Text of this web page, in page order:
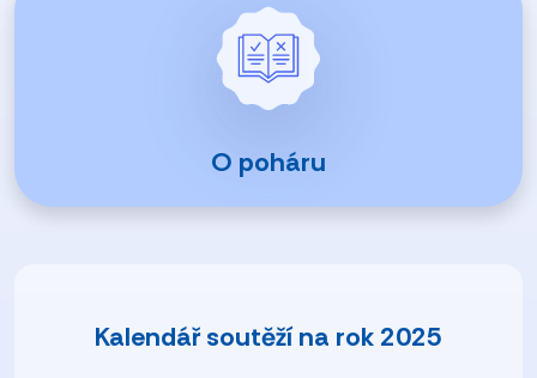
O poháru
Kalendář soutěží na rok 2025